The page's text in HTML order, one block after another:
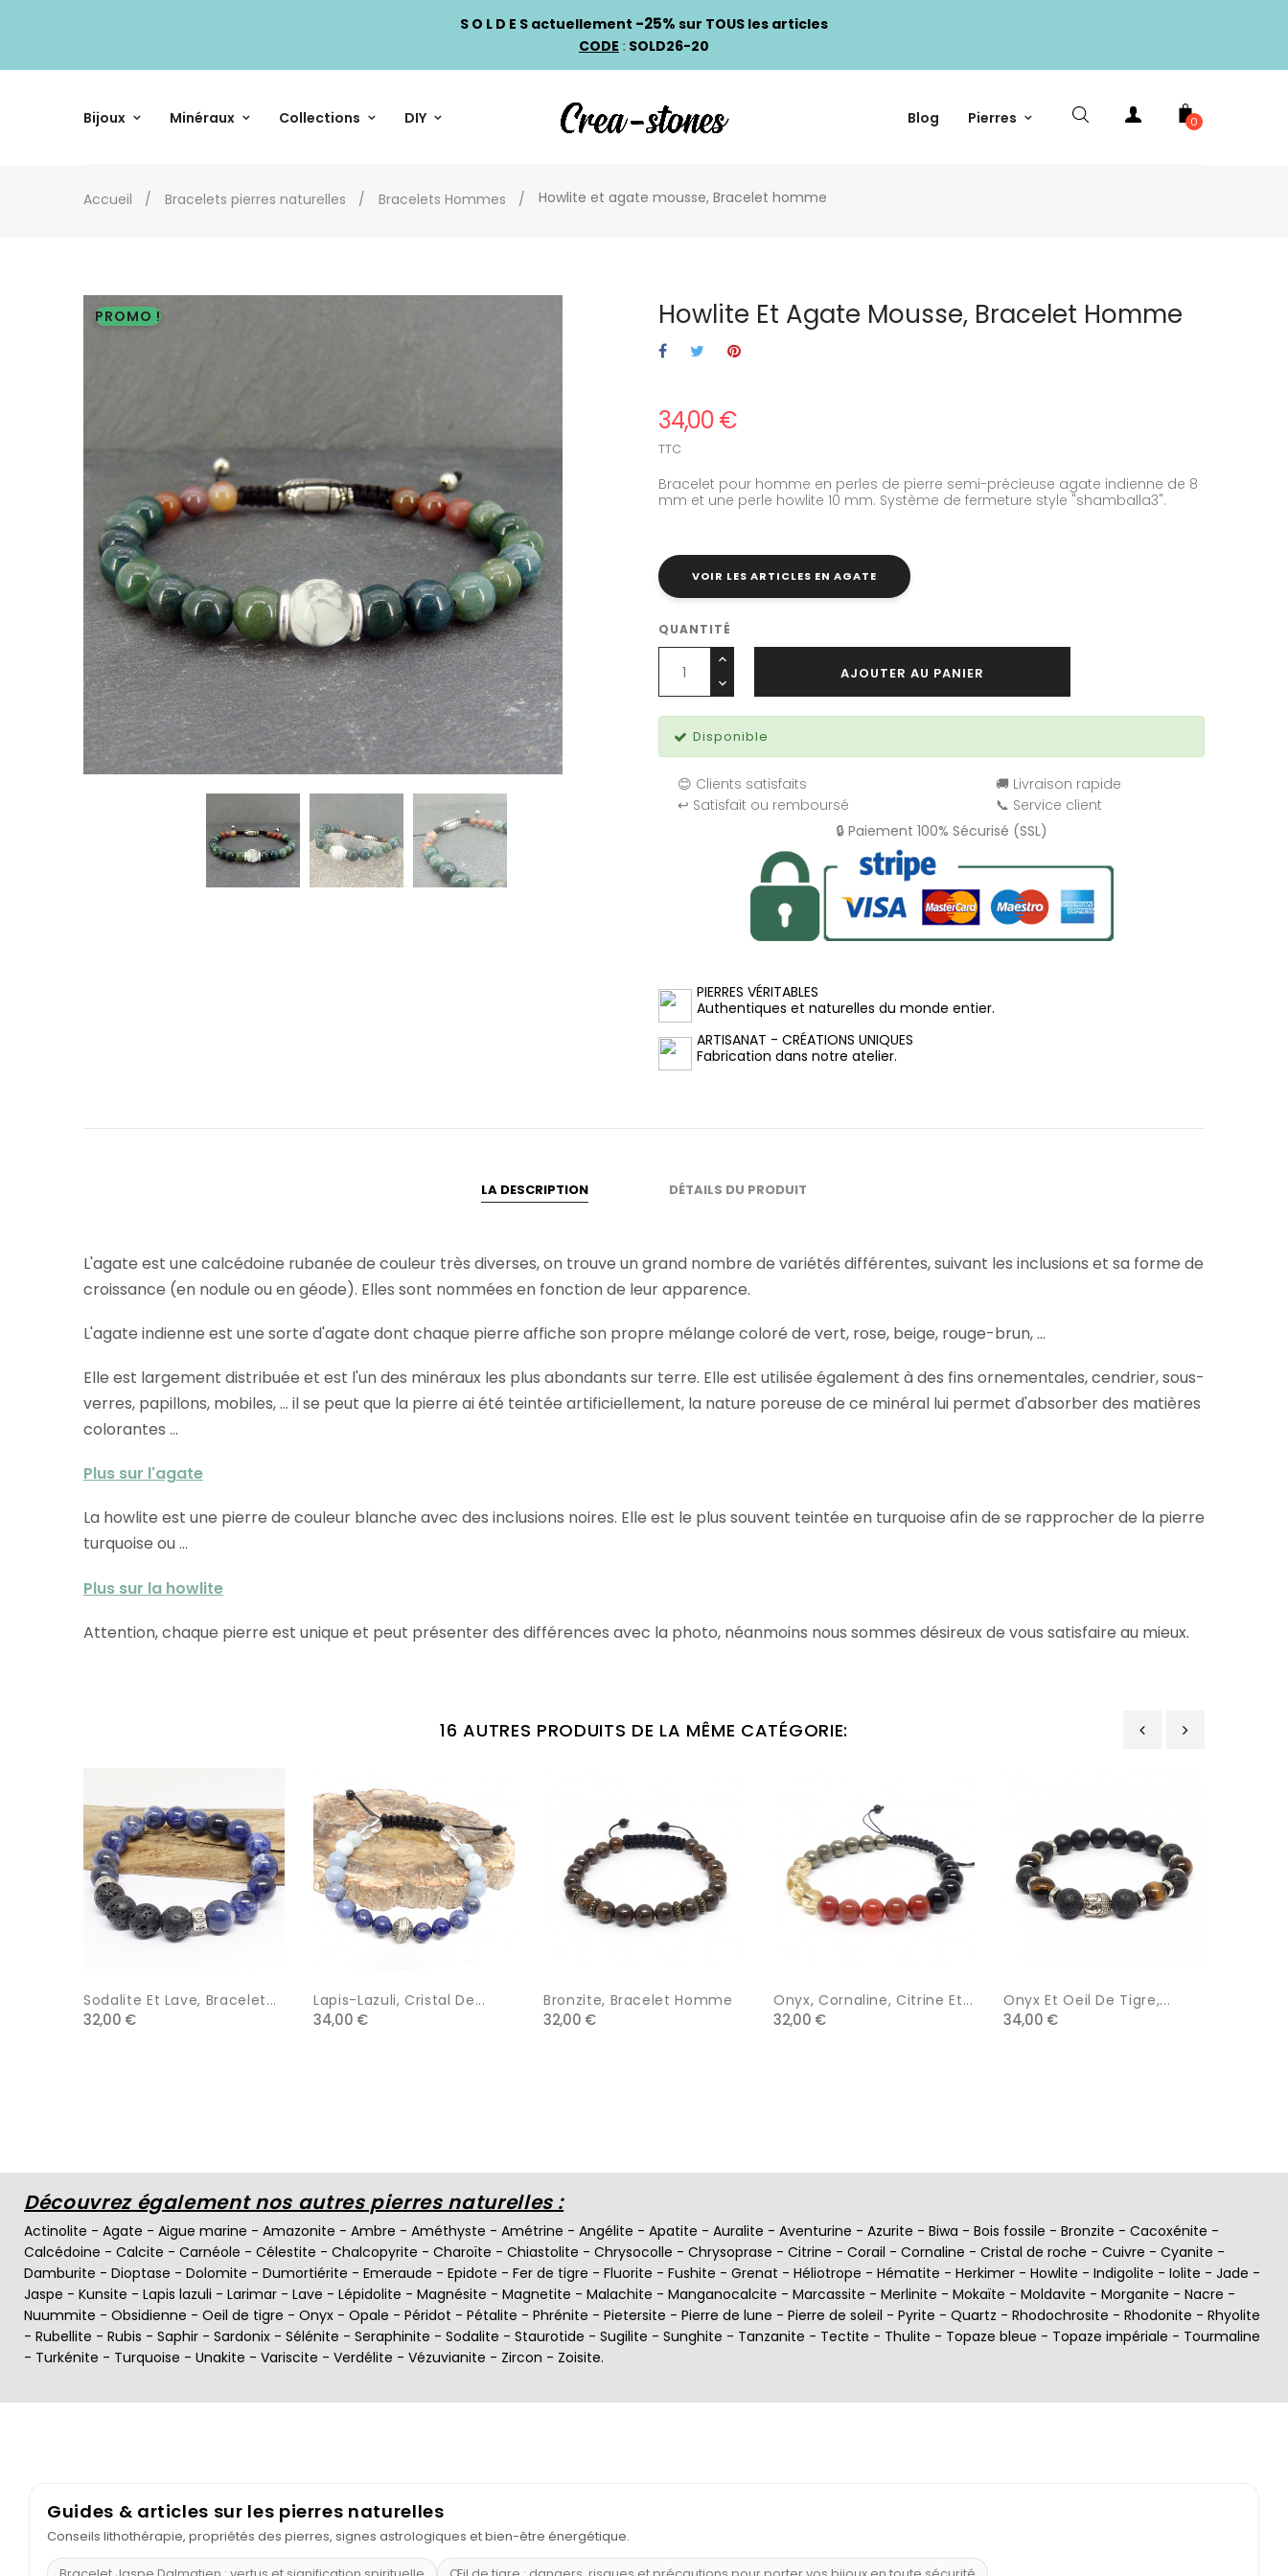
S O L D E S actuellement -25% sur TOUS les articles
CODE : SOLD26-20
Bijoux Minéraux Collections DIY Blog Pierres 0
Accueil Bracelets pierres naturelles Bracelets Hommes Howlite et agate mousse, Bracelet homme
PROMO ! Howlite Et Agate Mousse, Bracelet Homme
34,00 €
TTC
Bracelet pour homme en perles de pierre semi-précieuse agate indienne de 8
mm et une perle howlite 10 mm. Système de fermeture style "shamballa3".
VOIR LES ARTICLES EN AGATE
QUANTITÉ
AJOUTER AU PANIER
Disponible
😊 Clients satisfaits
🚚 Livraison rapide
↩️ Satisfait ou remboursé
📞 Service client
🔒 Paiement 100% Sécurisé (SSL)
PIERRES VÉRITABLES
Authentiques et naturelles du monde entier.
ARTISANAT - CRÉATIONS UNIQUES
Fabrication dans notre atelier.
LA DESCRIPTION DÉTAILS DU PRODUIT
L'agate est une calcédoine rubanée de couleur très diverses, on trouve un grand nombre de variétés différentes, suivant les inclusions et sa forme de
croissance (en nodule ou en géode). Elles sont nommées en fonction de leur apparence.
L'agate indienne est une sorte d'agate dont chaque pierre affiche son propre mélange coloré de vert, rose, beige, rouge-brun, ...
Elle est largement distribuée et est l'un des minéraux les plus abondants sur terre. Elle est utilisée également à des fins ornementales, cendrier, sous-
verres, papillons, mobiles, ... il se peut que la pierre ai été teintée artificiellement, la nature poreuse de ce minéral lui permet d'absorber des matières
colorantes ...
Plus sur l'agate
La howlite est une pierre de couleur blanche avec des inclusions noires. Elle est le plus souvent teintée en turquoise afin de se rapprocher de la pierre
turquoise ou ...
Plus sur la howlite
Attention, chaque pierre est unique et peut présenter des différences avec la photo, néanmoins nous sommes désireux de vous satisfaire au mieux.
16 AUTRES PRODUITS DE LA MÊME CATÉGORIE:
Sodalite Et Lave, Bracelet...
32,00 €
Lapis-Lazuli, Cristal De...
34,00 €
Bronzite, Bracelet Homme
32,00 €
Onyx, Cornaline, Citrine Et...
32,00 €
Onyx Et Oeil De Tigre,...
34,00 €
Découvrez également nos autres pierres naturelles :
Actinolite - Agate - Aigue marine - Amazonite - Ambre - Améthyste - Amétrine - Angélite - Apatite - Auralite - Aventurine - Azurite - Biwa - Bois fossile - Bronzite - Cacoxénite -
Calcédoine - Calcite - Carnéole - Célestite - Chalcopyrite - Charoïte - Chiastolite - Chrysocolle - Chrysoprase - Citrine - Corail - Cornaline - Cristal de roche - Cuivre - Cyanite -
Damburite - Dioptase - Dolomite - Dumortiérite - Emeraude - Epidote - Fer de tigre - Fluorite - Fushite - Grenat - Héliotrope - Hématite - Herkimer - Howlite - Indigolite - Iolite - Jade -
Jaspe - Kunsite - Lapis lazuli - Larimar - Lave - Lépidolite - Magnésite - Magnetite - Malachite - Manganocalcite - Marcassite - Merlinite - Mokaïte - Moldavite - Morganite - Nacre -
Nuummite - Obsidienne - Oeil de tigre - Onyx - Opale - Péridot - Pétalite - Phrénite - Pietersite - Pierre de lune - Pierre de soleil - Pyrite - Quartz - Rhodochrosite - Rhodonite - Rhyolite
- Rubellite - Rubis - Saphir - Sardonix - Sélénite - Seraphinite - Sodalite - Staurotide - Sugilite - Sunghite - Tanzanite - Tectite - Thulite - Topaze bleue - Topaze impériale - Tourmaline
- Turkénite - Turquoise - Unakite - Variscite - Verdélite - Vézuvianite - Zircon - Zoisite.
Guides & articles sur les pierres naturelles
Conseils lithothérapie, propriétés des pierres, signes astrologiques et bien-être énergétique.